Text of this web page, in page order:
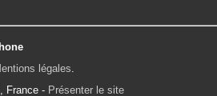
légales
France - Présenter le site